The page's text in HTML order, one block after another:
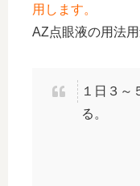
用します。
AZ点眼液の用法
１日３～
る。